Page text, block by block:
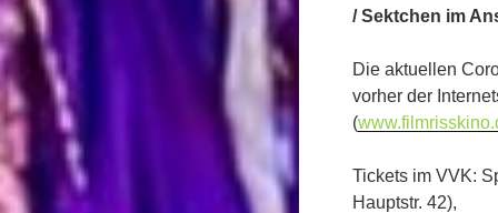
/ Sektchen im
Die aktuellen
vorher der
(
Tickets im VVK:
Hauptstr. 42),